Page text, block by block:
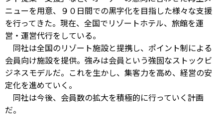
ニューを用意、９０日間での黒字化を目指した様々な支援
を行ってきた。現在、全国でリゾートホテル、旅館を運
営・運営代行をしている。
同社は全国のリゾート施設と提携し、ポイント制による
会員向け施設を提供。強みは会員という強固なストックビ
ジネスモデルだ。これを生かし、集客力を高め、経営の安
定化を進めていく。
同社は今後、会員数の拡大を積極的に行っていく計画
だ。